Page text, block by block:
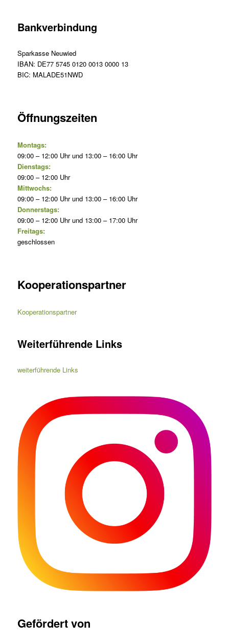
Bankverbindung
Sparkasse Neuwied
IBAN: DE77 5745 0120 0013 0000 13
BIC: MALADE51NWD
Öffnungszeiten
Montags:
09:00 – 12:00 Uhr und 13:00 – 16:00 Uhr
Dienstags:
09:00 – 12:00 Uhr
Mittwochs:
09:00 – 12:00 Uhr und 13:00 – 16:00 Uhr
Donnerstags:
09:00 – 12:00 Uhr und 13:00 – 17:00 Uhr
Freitags:
geschlossen
Kooperationspartner
Kooperationspartner
Weiterführende Links
weiterführende Links
Gefördert von